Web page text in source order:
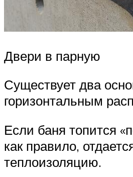
Двери в парную
Существует два
горизонтальным
Если баня топится
как правило,
теплоизоляцию.